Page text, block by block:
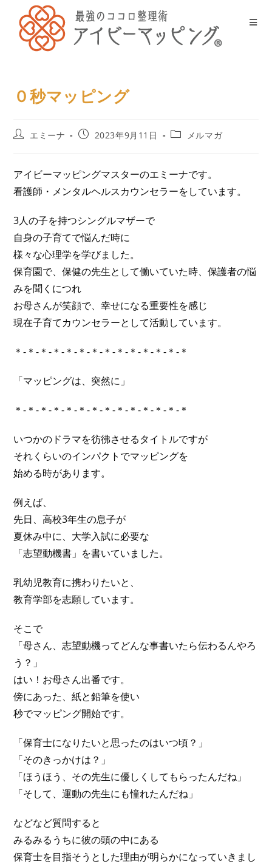
０秒マッピング
エミーナ 2023年9月11日 メルマガ
アイビーマッピングマスターのエミーナです。
看護師・メンタルヘルスカウンセラーをしています。
3人の子を持つシングルマザーで
自身の子育てで悩んだ時に
様々な心理学を学びました。
保育園で、保健の先生として働いていた時、保護者の悩
みを聞くにつれ
お母さんが笑顔で、幸せになる重要性を感じ
現在子育てカウンセラーとして活動しています。
＊-＊-＊-＊-＊-＊-＊-＊-＊-＊-＊-＊-＊-＊
「マッピングは、突然に」
＊-＊-＊-＊-＊-＊-＊-＊-＊-＊-＊-＊-＊-＊
いつかのドラマを彷彿させるタイトルですが
それくらいのインパクトでマッピングを
始める時があります。
例えば、
先日、高校3年生の息子が
夏休み中に、大学入試に必要な
「志望動機書」を書いていました。
乳幼児教育に携わりたいと、
教育学部を志願しています。
そこで
「母さん、志望動機ってどんな事書いたら伝わるんやろ
う？」
はい！お母さん出番です。
傍にあった、紙と鉛筆を使い
秒でマッピング開始です。
「保育士になりたいと思ったのはいつ頃？」
「そのきっかけは？」
「ほうほう、その先生に優しくしてもらったんだね」
「そして、運動の先生にも憧れたんだね」
などなど質問すると
みるみるうちに彼の頭の中にある
保育士を目指そうとした理由が明らかになっていきまし